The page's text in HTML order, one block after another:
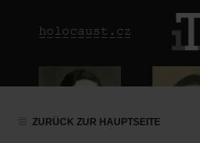
ZURÜCK ZUR HAUPTSEITE